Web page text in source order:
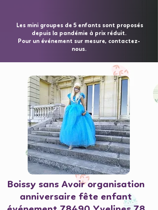
Les mini groupes de 5 enfants sont proposés
depuis la pandémie à prix réduit.
Pour un événement sur mesure, contactez-
nous.
Boissy sans Avoir organisation
anniversaire fête enfant